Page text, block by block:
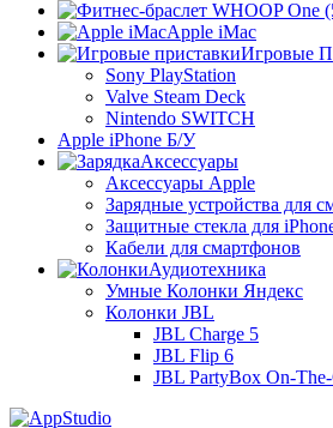
Apple iMac
Игровые
Sony PlayStation
Valve Steam Deck
Nintendo SWITCH
Apple iPhone Б/У
Аксессуары
Аксессуары Apple
Зарядные устройства для
Защитные стекла для
Кабели для смартфонов
Аудиотехника
Умные Колонки Яндекс
Колонки JBL
JBL Charge 5
JBL Flip 6
JBL PartyBox On-